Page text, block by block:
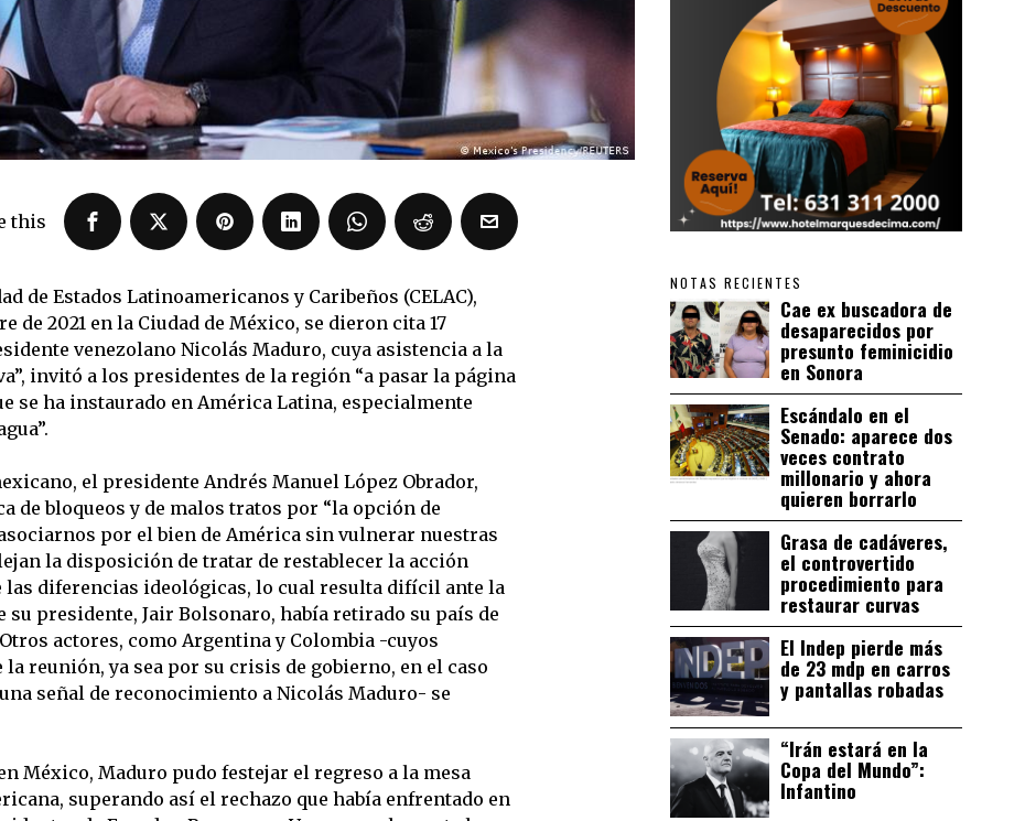
this
de Estados Latinoamericanos y Caribeños (CELAC),
de 2021 en la Ciudad de México, se dieron cita 17
venezolano Nicolás Maduro, cuya asistencia a la
invitó a los presidentes de la región “a pasar la página
se ha instaurado en América Latina, especialmente
el presidente Andrés Manuel López Obrador,
bloqueos y de malos tratos por “la opción de
por el bien de América sin vulnerar nuestras
la disposición de tratar de restablecer la acción
las diferencias ideológicas, lo cual resulta difícil ante la
su presidente, Jair Bolsonaro, había retirado su país de
actores, como Argentina y Colombia -cuyos
reunión, ya sea por su crisis de gobierno, en el caso
señal de reconocimiento a Nicolás Maduro- se
México, Maduro pudo festejar el regreso a la mesa
superando así el rechazo que había enfrentado en
NOTAS RECIENTES
Cae ex buscadora de
desaparecidos por
presunto feminicidio
en Sonora
Escándalo en el
Senado: aparece dos
veces contrato
millonario y ahora
quieren borrarlo
Grasa de cadáveres,
el controvertido
procedimiento para
restaurar curvas
El Indep pierde más
de 23 mdp en carros
y pantallas robadas
“Irán estará en la
Copa del Mundo”:
Infantino